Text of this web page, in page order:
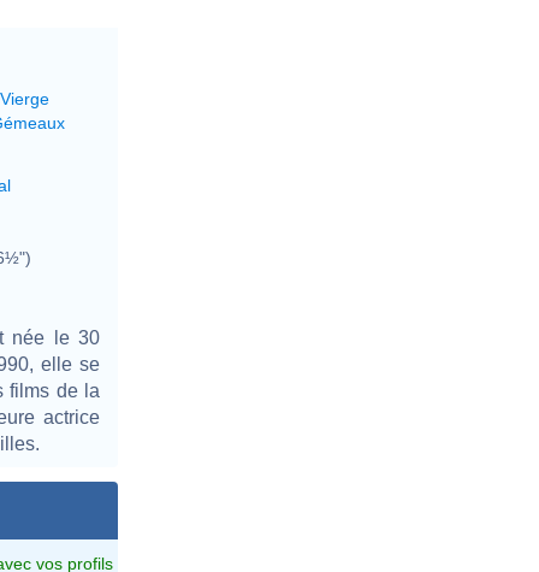
née le 30
elle se
films de la
actrice
vos profils